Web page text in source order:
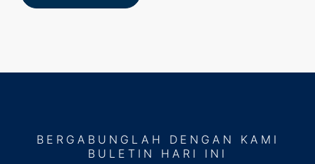
BERGABUNGLAH DENGAN KAMI
BULETIN HARI INI